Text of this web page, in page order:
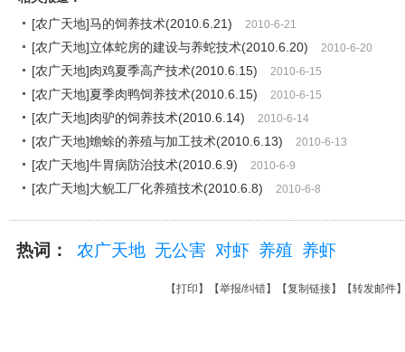
[农广天地]马的饲养技术(2010.6.21)
2010-6-21
[农广天地]立体蛇房的建设与养蛇技术(2010.6.20) 2010-6-20
[农广天地]肉鸡夏季高产技术(2010.6.15) 2010-6-15
[农广天地]夏季肉鸭饲养技术(2010.6.15) 2010-6-15
[农广天地]肉驴的饲养技术(2010.6.14) 2010-6-14
[农广天地]蟾蜍的养殖与加工技术(2010.6.13) 2010-6-13
[农广天地]牛胃病防治技术(2010.6.9) 2010-6-9
[农广天地]大鲵工厂化养殖技术(2010.6.8) 2010-6-8
热词： 农广天地 无公害 对虾 养殖 养虾
【打印 】【举报/纠错】【复制链接】【转发邮件